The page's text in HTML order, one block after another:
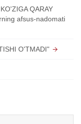
QARAY
afsus-nadomati
O'TMADI"